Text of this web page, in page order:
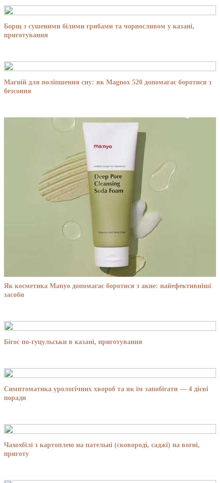
Борщ з сушеними білими грибами та чорносливом у казані,
приготування
Магній для поліпшення сну: як Magnox 520 допомагає боротися з
безсоння
Як косметика Manyo допомагає боротися з акне: найефективніші
засоби
Бігос по-гуцульськи в казані, приготування
Симптоматика урологічних хвороб та як їм запобігати — 4 дієві
поради
Чахохбілі з картоплею на пательні (сковороді, саджі) на вогні,
приготу